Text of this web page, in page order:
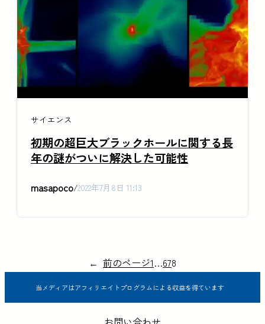
サイエンス
初期の超巨大ブラックホールに関する長
年の謎がついに解決した可能性
masapoco/2022年7月8日 11:13
← 前のページ1…678
当メディアはアフィリエイトプログラムによる収益を得ています